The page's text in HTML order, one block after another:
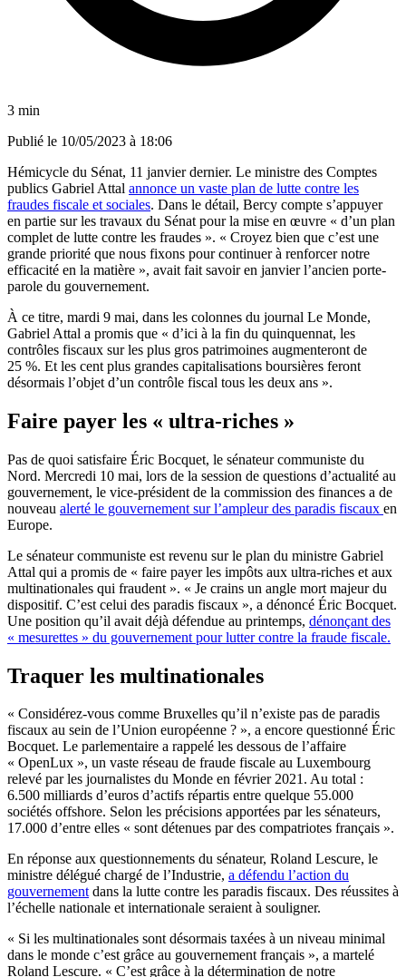
3 min
Publié le 10/05/2023 à 18:06
Hémicycle du Sénat, 11 janvier dernier. Le ministre des Comptes
publics Gabriel Attal annonce un vaste plan de lutte contre les
fraudes fiscale et sociales. Dans le détail, Bercy compte s’appuyer
en partie sur les travaux du Sénat pour la mise en œuvre « d’un plan
complet de lutte contre les fraudes ». « Croyez bien que c’est une
grande priorité que nous fixons pour continuer à renforcer notre
efficacité en la matière », avait fait savoir en janvier l’ancien porte-
parole du gouvernement.
À ce titre, mardi 9 mai, dans les colonnes du journal Le Monde,
Gabriel Attal a promis que « d’ici à la fin du quinquennat, les
contrôles fiscaux sur les plus gros patrimoines augmenteront de
25 %. Et les cent plus grandes capitalisations boursières feront
désormais l’objet d’un contrôle fiscal tous les deux ans ».
Faire payer les « ultra-riches »
Pas de quoi satisfaire Éric Bocquet, le sénateur communiste du
Nord. Mercredi 10 mai, lors de la session de questions d’actualité au
gouvernement, le vice-président de la commission des finances a de
nouveau alerté le gouvernement sur l’ampleur des paradis fiscaux en
Europe.
Le sénateur communiste est revenu sur le plan du ministre Gabriel
Attal qui a promis de « faire payer les impôts aux ultra-riches et aux
multinationales qui fraudent ». « Je crains un angle mort majeur du
dispositif. C’est celui des paradis fiscaux », a dénoncé Éric Bocquet.
Une position qu’il avait déjà défendue au printemps, dénonçant des
« mesurettes » du gouvernement pour lutter contre la fraude fiscale.
Traquer les multinationales
« Considérez-vous comme Bruxelles qu’il n’existe pas de paradis
fiscaux au sein de l’Union européenne ? », a encore questionné Éric
Bocquet. Le parlementaire a rappelé les dessous de l’affaire
« OpenLux », un vaste réseau de fraude fiscale au Luxembourg
relevé par les journalistes du Monde en février 2021. Au total :
6.500 milliards d’euros d’actifs répartis entre quelque 55.000
sociétés offshore. Selon les précisions apportées par les sénateurs,
17.000 d’entre elles « sont détenues par des compatriotes français ».
En réponse aux questionnements du sénateur, Roland Lescure, le
ministre délégué chargé de l’Industrie, a défendu l’action du
gouvernementdans la lutte contre les paradis fiscaux. Des réussites à
l’échelle nationale et internationale seraient à souligner.
« Si les multinationales sont désormais taxées à un niveau minimal
dans le monde c’est grâce au gouvernement français », a martelé
Roland Lescure. « C’est grâce à la détermination de notre